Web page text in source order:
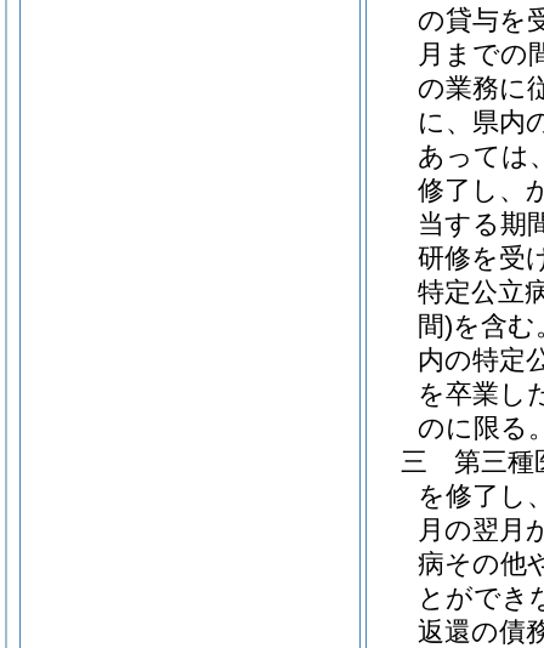
の貸与を
月までの
の業務に
に、県内
あっては
修了し、
当する期
研修を受
特定公立
間)を含む
内の特定
を卒業し
のに限る
三
第三種
を修了し
月の翌月
病その他
とができ
返還の債